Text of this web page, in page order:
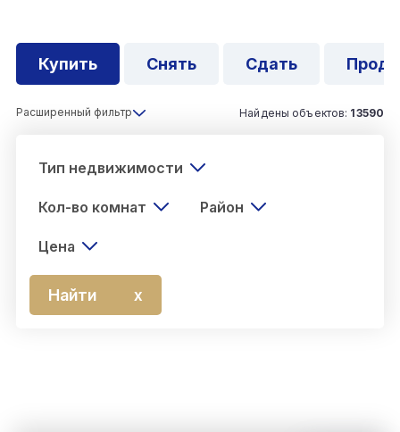
Купить Снять Сдать
Тип недвижимости
Кол-во комнат Район
Цена
Найти х
Найдены объектов: 13590
Расширенный фильтр